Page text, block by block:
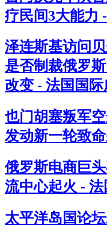
疗民间3大能力
泽连斯基访问
是否制裁俄罗
改变 - 法国国
也门胡塞叛军
发动新一轮致
俄罗斯电商巨
流中心起火 -
太平洋岛国论